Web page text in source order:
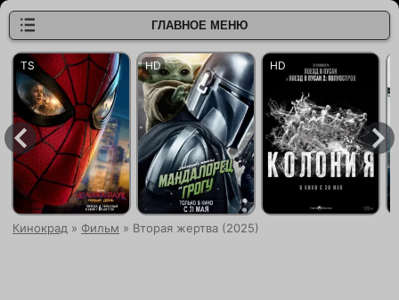
Кинокрад » Фильм » Вторая жертва (2025)
ГЛАВНОЕ МЕНЮ